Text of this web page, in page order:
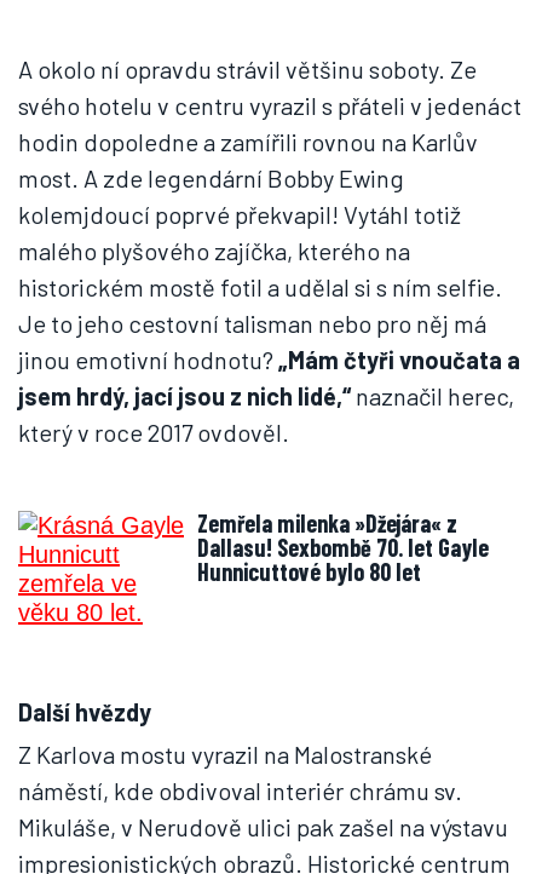
A okolo ní opravdu strávil většinu soboty. Ze
svého hotelu v centru vyrazil s přáteli v jedenáct
hodin dopoledne a zamířili rovnou na Karlův
most. A zde legendární Bobby Ewing
kolemjdoucí poprvé překvapil! Vytáhl totiž
malého plyšového zajíčka, kterého na
historickém mostě fotil a udělal si s ním selfie.
Je to jeho cestovní talisman nebo pro něj má
jinou emotivní hodnotu? „Mám čtyři vnoučata a
jsem hrdý, jací jsou z nich lidé,“naznačil herec,
který v roce 2017 ovdověl.
Zemřela milenka »Džejára« z
Dallasu! Sexbombě 70. let Gayle
Hunnicuttové bylo 80 let
Další hvězdy
Z Karlova mostu vyrazil na Malostranské
náměstí, kde obdivoval interiér chrámu sv.
Mikuláše, v Nerudově ulici pak zašel na výstavu
impresionistických obrazů. Historické centrum